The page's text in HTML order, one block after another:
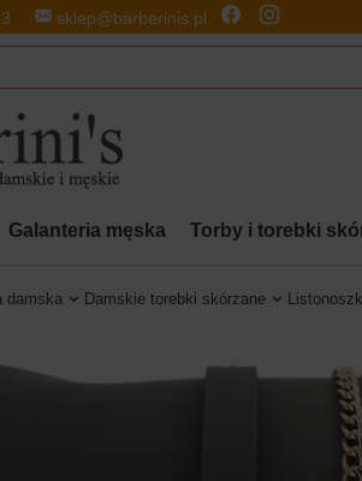
sklep@barberinis.pl
Galanteria męska Torby i torebki
damska Damskie torebki skórzane